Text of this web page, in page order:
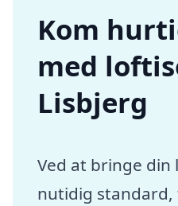
Kom
med
Lisbjerg
Ved at bringe
nutidig standard,